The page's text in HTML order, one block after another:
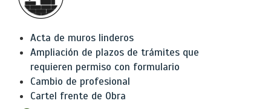
Acta de muros linderos
Ampliación de plazos de trámites que
requieren permiso con formulario
Cambio de profesional
Cartel frente de Obra